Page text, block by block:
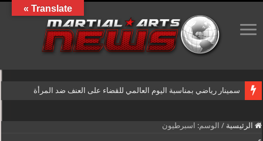
سمينار رياضي بمناسبة اليوم العالمي للقضاء على العنف ضد المرأة
الرئيسية / الوسم: اسبرطيون
Translate »